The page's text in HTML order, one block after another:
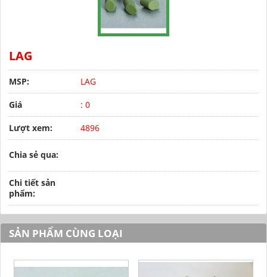
LAG
MSP: LAG
Giá : 0
Lượt xem: 4896
Chia sẻ qua:
Chi tiết sản
phẩm:
SẢN PHẨM CÙNG LOẠI